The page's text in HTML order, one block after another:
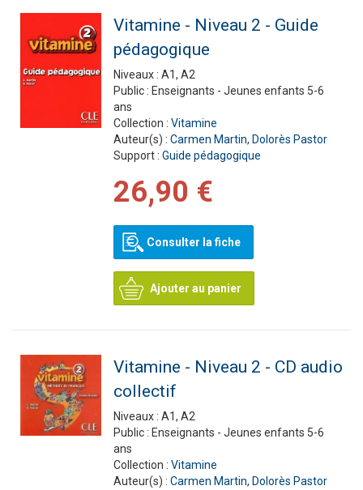
Vitamine - Niveau 2 - Guide
pédagogique
Niveaux : A1, A2
Public : Enseignants - Jeunes enfants 5-6
ans
Collection : Vitamine
Auteur(s) : Carmen Martin, Dolorès Pastor
Support : Guide pédagogique
26,90 €
Consulter la fiche
Ajouter au panier
Vitamine - Niveau 2 - CD audio
collectif
Niveaux : A1, A2
Public : Enseignants - Jeunes enfants 5-6
ans
Collection : Vitamine
Auteur(s) : Carmen Martin, Dolorès Pastor